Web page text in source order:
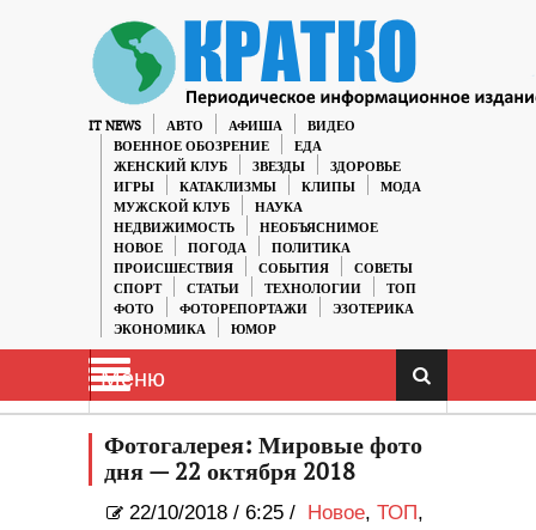
IT NEWS АВТО АФИША
ВИДЕО
ВОЕННОЕ ОБОЗРЕНИЕ
ЕДА
ЖЕНСКИЙ КЛУБ
ЗВЕЗДЫ
ЗДОРОВЬЕ
ИГРЫ
КАТАКЛИЗМЫ КЛИПЫ
МОДА
МУЖСКОЙ КЛУБ
НАУКА
НЕДВИЖИМОСТЬ
НЕОБЪЯСНИМОЕ
НОВОЕ
ПОГОДА
ПОЛИТИКА
ПРОИСШЕСТВИЯ
СОБЫТИЯ
СОВЕТЫ
СПОРТ
СТАТЬИ ТЕХНОЛОГИИ
ТОП
ФОТО
ФОТОРЕПОРТАЖИ
ЭЗОТЕРИКА
ЭКОНОМИКА
ЮМОР
Меню
Фотогалерея: Мировые фото
дня — 22 октября 2018
22/10/2018 / 6:25 / Новое, ТОП,